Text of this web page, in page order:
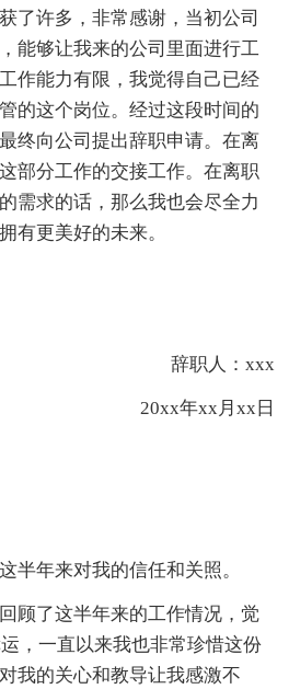
了许多，非常感谢，当初公司
能够让我来的公司里面进行工
作能力有限，我觉得自己已经
的这个岗位。经过这段时间的
终向公司提出辞职申请。在离
部分工作的交接工作。在离职
需求的话，那么我也会尽全力
有更美好的未来。
辞职人：xxx
20xx年xx月xx日
半年来对我的信任和关照。
顾了这半年来的工作情况，觉
，一直以来我也非常珍惜这份
我的关心和教导让我感激不